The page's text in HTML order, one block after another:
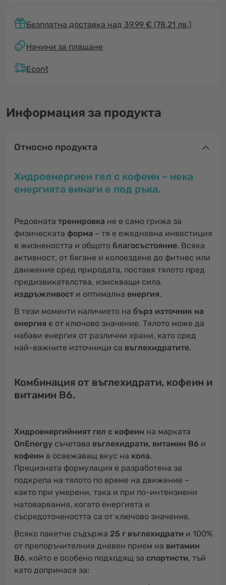
Безплатна доставка над 39.99 € (78.21 лв.)
Начини за плащане
Econt
Информация за продукта
Относно продукта
Хидроенергиен гел с кофеин – нека
енергията винаги е под ръка.
Редовната тренировка не е само грижа за
физическата форма – тя е ежедневна инвестиция
в жизнеността и общото благосъстояние. Всяка
активност, от бягане и колоездене до фитнес или
движение сред природата, поставя тялото пред
предизвикателства, изискващи сила,
издръжливост и оптимална енергия.
В тези моменти наличието на бърз източник на
енергия е от ключово значение. Тялото може да
набави енергия от различни храни, като сред
най-важните източници са въглехидратите.
Комбинация от въглехидрати, кофеин и
витамин B6.
Хидроенергийният гел с кофеин на марката
OnEnergy съчетава въглехидрати, витамин B6 и
кофеин в освежаващ вкус на кола.
Прецизната формулация е разработена за
подкрепа на тялото по време на движение –
както при умерени, така и при по-интензивни
натоварвания, когато енергията и
съсредоточеността са от ключово значение.
Всяко пакетче съдържа 25 г въглехидрати и 100%
от препоръчителния дневен прием на витамин
B6, който е особено подходящ за спортисти, тъй
като допринася за: